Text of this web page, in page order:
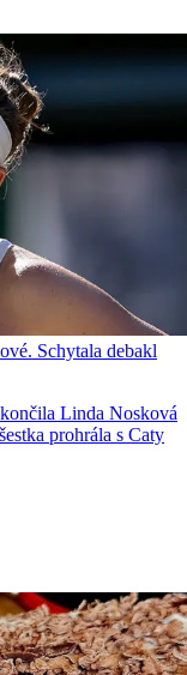
Schytala debakl
Linda Nosková
prohrála s Caty